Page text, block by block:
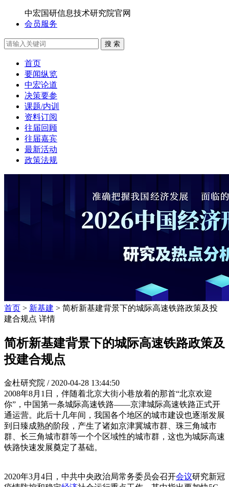
中宏国研信息技术研究院官网
会员服务
搜 索
首页
要闻纵览
中宏论道
决策要参
课题/内训
资料订阅
往届回顾
往届嘉宾
最新活动
政策法规
首页 > 新基建 > 简析新基建背景下的城际高速铁路政策及投
建合规点 详情
简析新基建背景下的城际高速铁路政策及
投建合规点
金杜研究院 / 2020-04-28 13:44:50
2008年8月1日，伴随着北京大街小巷放着的那首“北京欢迎
你”，中国第一条城际高速铁路——京津城际高速铁路正式开
通运营。此后十几年间，我国各个地区的城市建设也逐渐发展
到日臻成熟的阶段，产生了诸如京津冀城市群、珠三角城市
群、长三角城市群等一个个区域性的城市群，这也为城际高速
铁路快速发展奠定了基础。
2020年3月4日，中共中央政治局常务委员会召开会议研究新冠